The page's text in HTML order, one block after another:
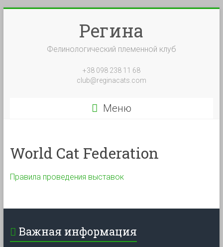
Регина
Фелинологический племенной клуб
+38 098 238 11 68
club@reginacats.com
Меню
World Cat Federation
Правила проведения выставок
Важная информация